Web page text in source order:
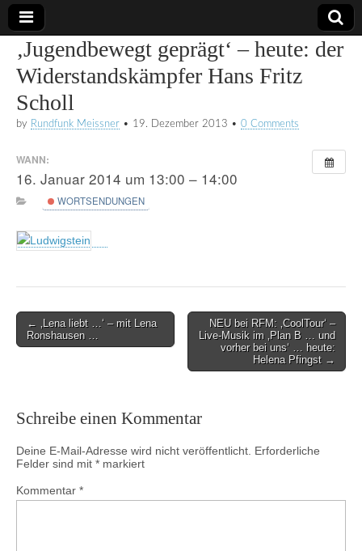
Radio
RFM
‚Jugendbewegt geprägt‘ – heute: der
Widerstandskämpfer Hans Fritz
Scholl
by Rundfunk Meissner • 19. Dezember 2013 • 0 Comments
WANN:
16. Januar 2014 um 13:00 – 14:00
WORTSENDUNGEN
Post
navigation
← ‚Lena liebt …‘ – mit Lena
Ronshausen …
NEU bei RFM: ‚CoolTour‘ –
Live-Musik im ‚Plan B … und
vorher bei uns‘ … heute:
Helena Pfingst →
Schreibe einen Kommentar
Deine E-Mail-Adresse wird nicht veröffentlicht. Erforderliche
Felder sind mit * markiert
Kommentar *